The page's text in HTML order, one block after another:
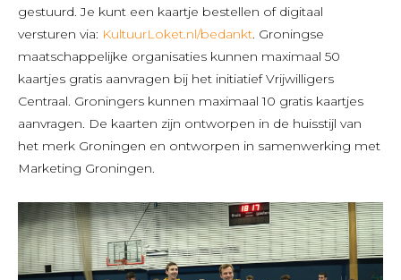
gestuurd. Je kunt een kaartje bestellen of digitaal
versturen via: KultuurLoket.nl/bedankt . Groningse
maatschappelijke organisaties kunnen maximaal 50
kaartjes gratis aanvragen bij het initiatief Vrijwilligers
Centraal. Groningers kunnen maximaal 10 gratis kaartjes
aanvragen. De kaarten zijn ontworpen in de huisstijl van
het merk Groningen en ontworpen in samenwerking met
Marketing Groningen.